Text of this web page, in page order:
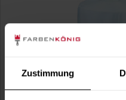
Zustimmung